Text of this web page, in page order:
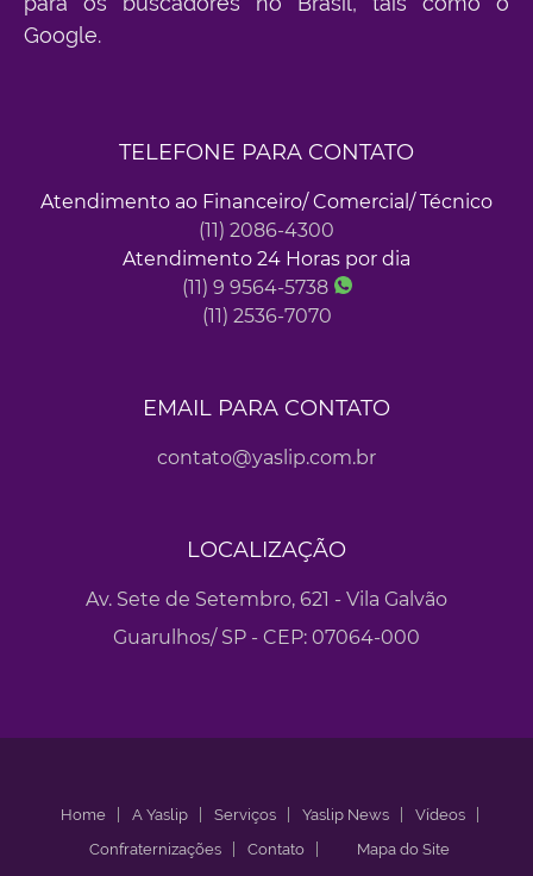
Google.
TELEFONE PARA CONTATO
Atendimento ao Financeiro/ Comercial/ Técnico
(11) 2086-4300
Atendimento 24 Horas por dia
(11) 9 9564-5738
(11) 2536-7070
EMAIL PARA CONTATO
contato@yaslip.com.br
LOCALIZAÇÃO
Av. Sete de Setembro, 621 - Vila Galvão
Guarulhos/ SP - CEP: 07064-000
Home A Yaslip Serviços Yaslip News
Vídeos
Confraternizações
Contato Mapa do Site